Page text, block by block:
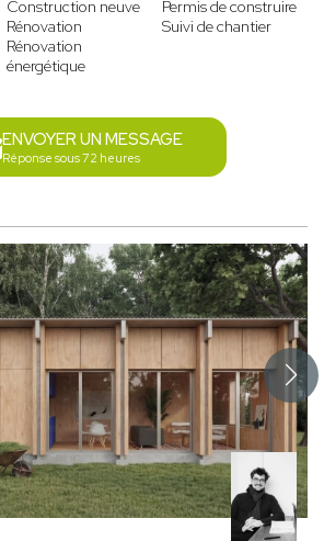
Construction neuve
Rénovation
Rénovation
énergétique
Permis de construire
Suivi de chantier
ENVOYER UN MESSAGE
Réponse sous 72 heures